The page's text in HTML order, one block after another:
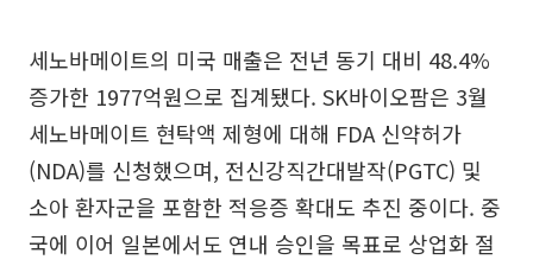
세노바메이트의 미국 매출은 전년 동기 대비 48.4%
증가한 1977억원으로 집계됐다. SK바이오팜은 3월
세노바메이트 현탁액 제형에 대해 FDA 신약허가
(NDA)를 신청했으며, 전신강직간대발작(PGTC) 및
소아 환자군을 포함한 적응증 확대도 추진 중이다. 중
국에 이어 일본에서도 연내 승인을 목표로 상업화 절